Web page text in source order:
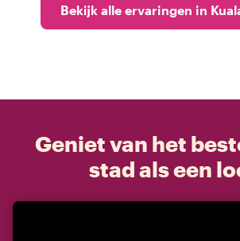
Bekijk alle ervaringen in
Geniet van het
stad als een